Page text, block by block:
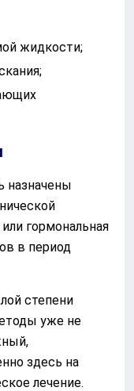
жидкости;
назначены
гормональная
в период
степени
уже не
здесь на
лечение.